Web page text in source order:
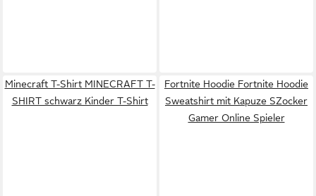
Minecraft T-Shirt MINECRAFT T-
SHIRT schwarz Kinder T-Shirt
Fortnite Hoodie Fortnite Hoodie
Sweatshirt mit Kapuze SZocker
Gamer Online Spieler